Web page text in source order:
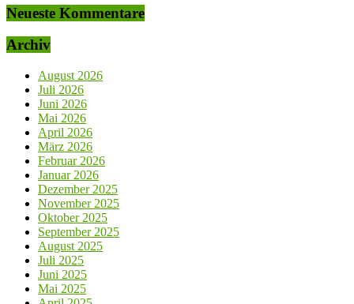
Neueste Kommentare
Archiv
August 2026
Juli 2026
Juni 2026
Mai 2026
April 2026
März 2026
Februar 2026
Januar 2026
Dezember 2025
November 2025
Oktober 2025
September 2025
August 2025
Juli 2025
Juni 2025
Mai 2025